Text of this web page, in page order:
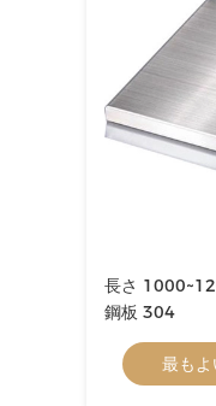
長さ
鋼板 304
最も